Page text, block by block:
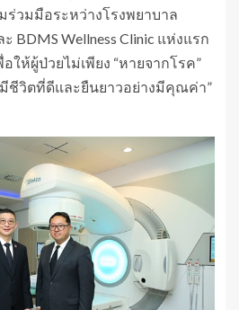
ร่วมมือระหว่างโรงพยาบาล
BDMS Wellness Clinic แห่งแรก
ห้ผู้ป่วยไม่เพียง “หายจากโรค”
ชีวิตที่ดีและยืนยาวอย่างมีคุณค่า”